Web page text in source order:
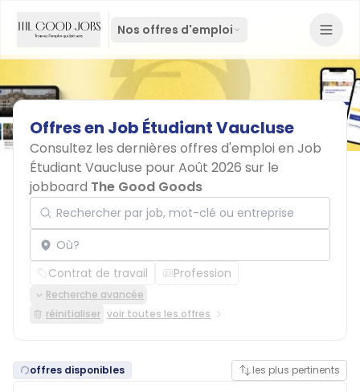
Nos offres d'emploi
Offresen Job ÉtudiantVaucluse
Consultez les dernières offres d'emploi en Job
Étudiant Vaucluse pour Août 2026 sur le
jobboard The Good Goods
Rechercher par job, mot-clé ou entreprise
Localisation
Contrat de travail Profession
Recherche avancée
réinitialiser voir toutes les offres
offres disponibles les plus pertinents